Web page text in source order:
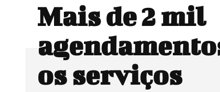
Mais de 2 mil
os serviços